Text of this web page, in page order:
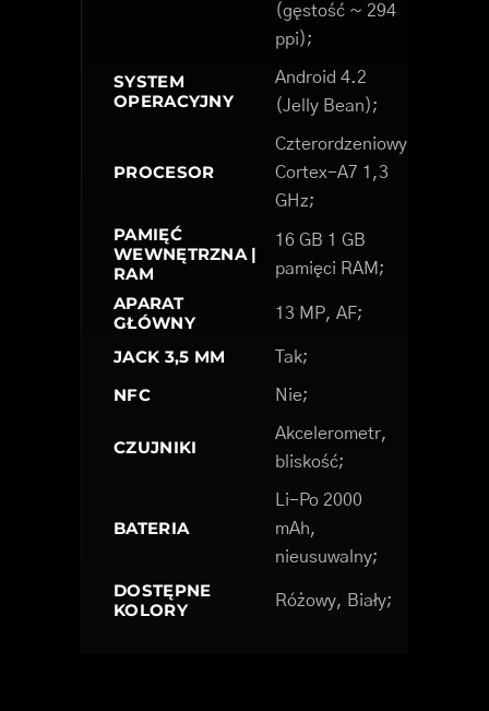
(gęstość ~ 294
ppi);
SYSTEM
OPERACYJNY
Android 4.2
(Jelly Bean);
PROCESOR
Czterordzeniowy
Cortex-A7 1,3
GHz;
PAMIĘĆ
WEWNĘTRZNA |
RAM
16 GB 1 GB
pamięci RAM;
APARAT
GŁÓWNY
13 MP, AF;
JACK 3,5 MM Tak;
NFC Nie;
CZUJNIKI
Akcelerometr,
bliskość;
BATERIA
Li-Po 2000
mAh,
nieusuwalny;
DOSTĘPNE
KOLORY
Różowy, Biały;